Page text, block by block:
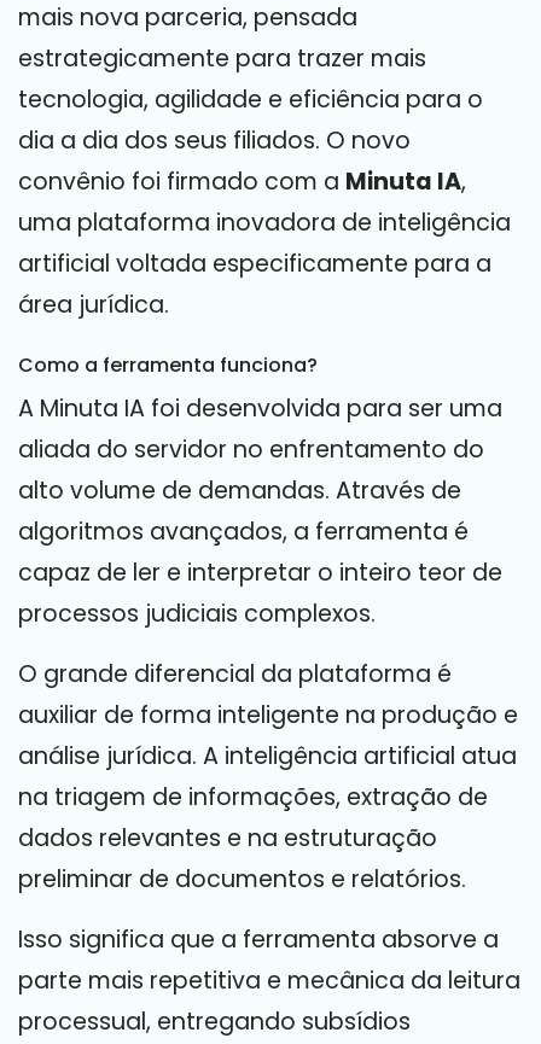
mais nova parceria, pensada
estrategicamente para trazer mais
tecnologia, agilidade e eficiência para o
dia a dia dos seus filiados. O novo
convênio foi firmado com a Minuta IA,
uma plataforma inovadora de inteligência
artificial voltada especificamente para a
área jurídica.
Como a ferramenta funciona?
A Minuta IA foi desenvolvida para ser uma
aliada do servidor no enfrentamento do
alto volume de demandas. Através de
algoritmos avançados, a ferramenta é
capaz de ler e interpretar o inteiro teor de
processos judiciais complexos.
O grande diferencial da plataforma é
auxiliar de forma inteligente na produção e
análise jurídica. A inteligência artificial atua
na triagem de informações, extração de
dados relevantes e na estruturação
preliminar de documentos e relatórios.
Isso significa que a ferramenta absorve a
parte mais repetitiva e mecânica da leitura
processual, entregando subsídios